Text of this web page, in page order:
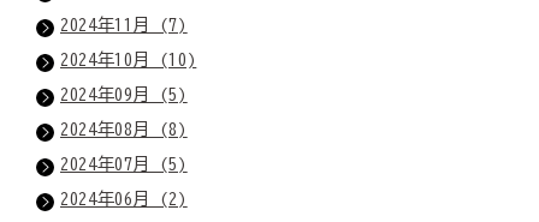
2024年11月 (7)
2024年10月 (10)
2024年09月 (5)
2024年08月 (8)
2024年07月 (5)
2024年06月 (2)